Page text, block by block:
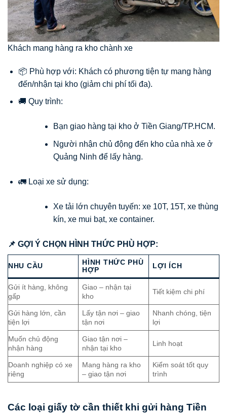
Khách mang hàng ra kho chành xe
📦 Phù hợp với: Khách có phương tiện tự mang hàng
đến/nhận tại kho (giảm chi phí tối đa).
🚚 Quy trình:
Bạn giao hàng tại kho ở Tiền Giang/TP.HCM.
Người nhận chủ động đến kho của nhà xe ở
Quảng Ninh để lấy hàng.
🚛 Loại xe sử dụng:
Xe tải lớn chuyên tuyến: xe 10T, 15T, xe thùng
kín, xe mui bạt, xe container.
📌 GỢI Ý CHỌN HÌNH THỨC PHÙ HỢP:
NHU CẦU
HÌNH THỨC PHÙ
HỢP
LỢI ÍCH
Gửi ít hàng, không
gấp
Giao – nhận tại
kho
Tiết kiệm chi phí
Gửi hàng lớn, cần
tiện lợi
Lấy tận nơi – giao
tận nơi
Nhanh chóng, tiện
lợi
Muốn chủ động
nhận hàng
Giao tận nơi –
nhận tại kho
Linh hoạt
Doanh nghiệp có xe
riêng
Mang hàng ra kho
– giao tận nơi
Kiểm soát tốt quy
trình
Các loại giấy tờ cần thiết khi gửi hàng Tiền